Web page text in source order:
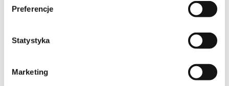
Preferencje
Statystyka
Marketingszerokie zastosowanie aplikacyjne